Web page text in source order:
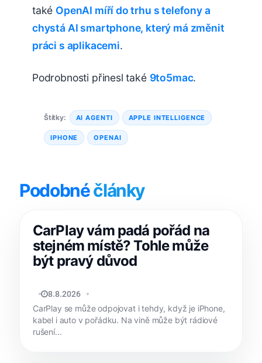
také OpenAI míří do trhu s telefony a
chystá AI smartphone, který má změnit
práci s aplikacemi.
Podrobnosti přinesl také 9to5mac.
Štítky: AI AGENTI APPLE INTELLIGENCE
IPHONE OPENAI
Podobnéčlánky
CarPlay vám padá pořád na
stejném místě? Tohle může
být pravý důvod
MATYÁŠ KOZÁK
8.8.2026
CarPlay se může odpojovat i tehdy, když je iPhone,
kabel i auto v pořádku. Na vině může být rádiové
rušení...